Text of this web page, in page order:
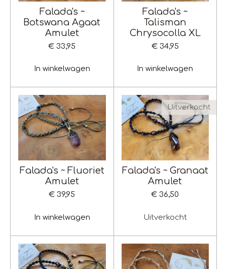
Falada's ~
Botswana Agaat
Amulet
€ 33,95
In winkelwagen
Falada's ~
Talisman
Chrysocolla XL
€ 34,95
In winkelwagen
Falada's ~ Fluoriet
Amulet
€ 39,95
In winkelwagen
Uitverkocht
Falada's ~ Granaat
Amulet
€ 36,50
Uitverkocht